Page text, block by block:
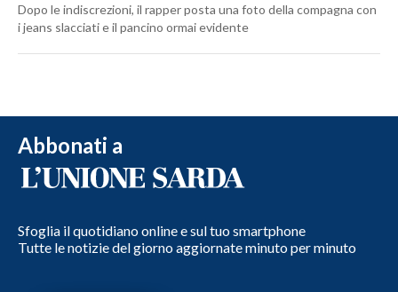
Dopo le indiscrezioni, il rapper posta una foto della compagna con
i jeans slacciati e il pancino ormai evidente
Abbonati a
Sfoglia il quotidiano online e sul tuo smartphone
Tutte le notizie del giorno aggiornate minuto per minuto